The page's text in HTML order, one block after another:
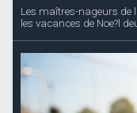
Les maîtres-nageurs de
les vacances de Noe?l